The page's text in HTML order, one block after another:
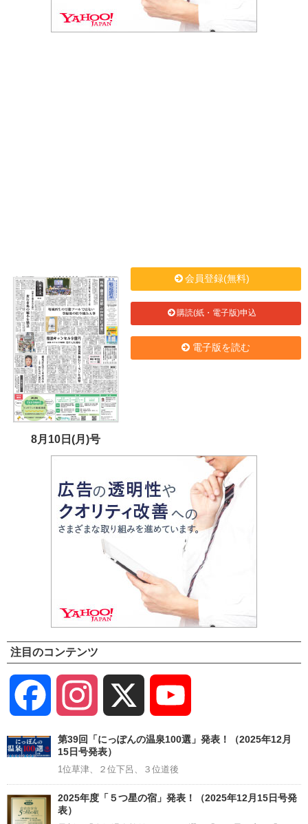
8月10日(月)号
会員登録(無料)
購読(紙・電子版)申込
電子版を読む
注目のコンテンツ
Facebook Instagram
Channel
第39回「にっぽんの温泉100選」発表！（2025年12月
15日号発表）
1位草津、２位下呂、３位道後
2025年度「５つ星の宿」発表！（2025年12月15日号発
表）